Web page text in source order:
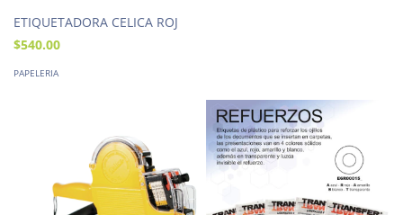
ETIQUETADORA CELICA ROJ
$540.00
PAPELERIA